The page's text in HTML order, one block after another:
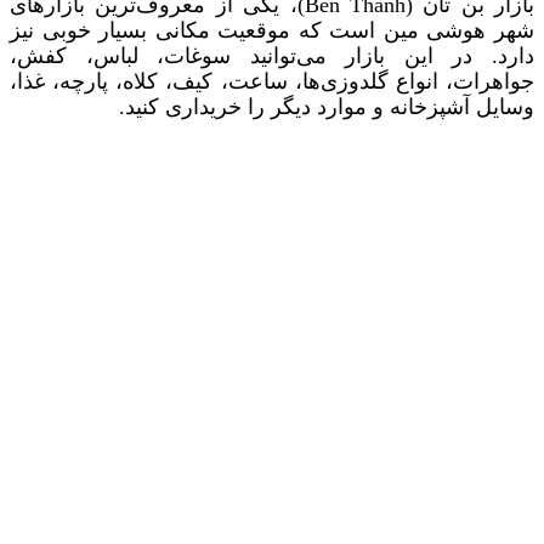
شهر هوشی‌ مین است که موقعیت مکانی بسیار خوبی نیز
دارد. در این بازار می‌توانید سوغات، لباس، کفش،
جواهرات، انواع گلدوزی‌ها، ساعت، کیف، کلاه، پارچه، غذا،
وسایل آشپزخانه و موارد دیگر را خریداری کنید.